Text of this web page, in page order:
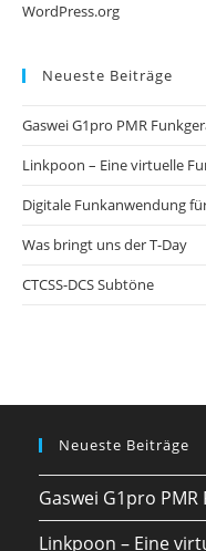
WordPress.org
Neueste Beiträge
Gaswei G1pro PMR
Linkpoon – Eine virtuelle
Digitale Funkanwendung
Was bringt uns der T-Day
CTCSS-DCS Subtöne
Neueste Beiträge
Gaswei G1pro
Linkpoon – Eine